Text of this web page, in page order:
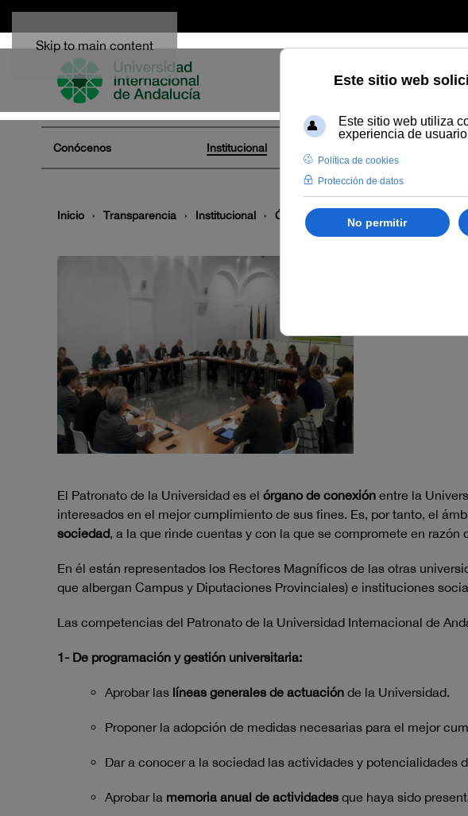
Skip to main content
Conócenos Institucional
Inicio Transparencia Institucional Órganos de gobierno Patronato de
El Patronato de la Universidad es el órgano de conexión entre la
interesados en el mejor cumplimiento de sus fines. Es, por tanto, el
sociedad, a la que rinde cuentas y con la que se compromete en
En él están representados los Rectores Magníficos de las otras
que albergan Campus y Diputaciones Provinciales) e instituciones
Las competencias del Patronato de la Universidad Internacional de
1- De programación y gestión universitaria:
Aprobar las líneas generales de actuación de la Universidad.
Proponer la adopción de medidas necesarias para el mejor
Dar a conocer a la sociedad las actividades y potencialidades
Aprobar la memoria anual de actividades que haya sido